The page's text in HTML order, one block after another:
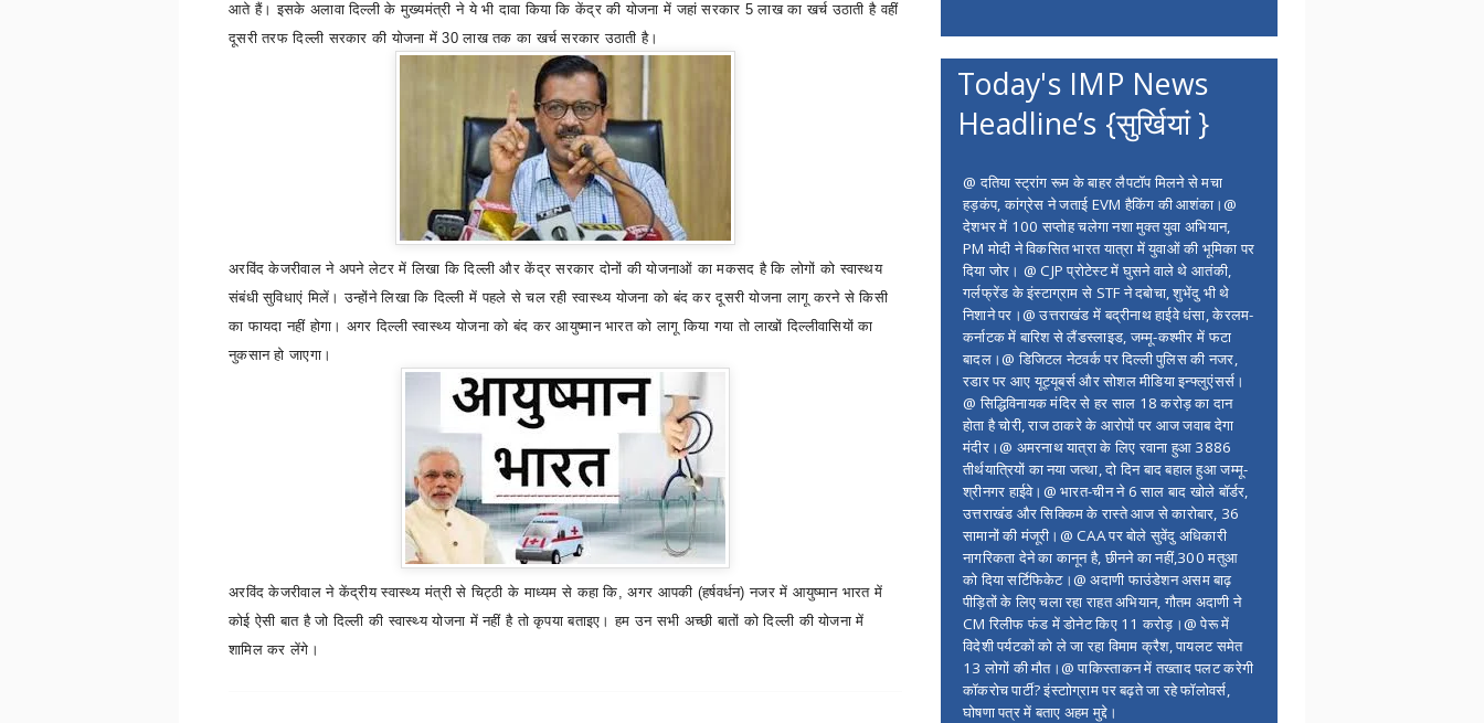
आते हैं। इसके अलावा दिल्ली के मुख्यमंत्री ने ये भी दावा किया कि केंद्र की योजना में जहां सरकार 5 लाख का खर्च उठाती है वहीं
दूसरी तरफ दिल्ली सरकार की योजना में 30 लाख तक का खर्च सरकार उठाती है।
अरविंद केजरीवाल ने अपने लेटर में लिखा कि दिल्ली और केंद्र सरकार दोनों की योजनाओं का मकसद है कि लोगों को स्वास्थय
संबंधी सुविधाएं मिलें। उन्होंने लिखा कि दिल्ली में पहले से चल रही स्वास्थ्य योजना को बंद कर दूसरी योजना लागू करने से किसी
का फायदा नहीं होगा। अगर दिल्ली स्वास्थ्य योजना को बंद कर आयुष्मान भारत को लागू किया गया तो लाखों दिल्लीवासियों का
नुकसान हो जाएगा।
अरविंद केजरीवाल ने केंद्रीय स्वास्थ्य मंत्री से चिट्ठी के माध्यम से कहा कि,अगर आपकी (हर्षवर्धन) नजर में आयुष्मान भारत में
कोई ऐसी बात है जो दिल्ली की स्वास्थ्य योजना में नहीं है तो कृपया बताइए। हम उन सभी अच्छी बातों को दिल्ली की योजना में
शामिल कर लेंगे।
Today's IMP News
Headline’s {सुर्खियां }
@ दतिया स्ट्रांग रूम के बाहर लैपटॉप मिलने से मचा
हड़कंप, कांग्रेस ने जताई EVM हैकिंग की आशंका।@
देशभर में 100 सप्ताेह चलेगा नशा मुक्त युवा अभियान,
PM मोदी ने विकसित भारत यात्रा में युवाओं की भूमिका पर
दिया जोर। @ CJP प्रोटेस्ट में घुसने वाले थे आतंकी,
गर्लफ्रेंड के इंस्टाग्राम से STF ने दबोचा, शुभेंदु भी थे
निशाने पर।@ उत्तराखंड में बद्रीनाथ हाईवे धंसा, केरलम-
कर्नाटक में बारिश से लैंडस्लाइड, जम्मू-कश्मीर में फटा
बादल।@ डिजिटल नेटवर्क पर दिल्ली पुलिस की नजर,
रडार पर आए यूट्यूबर्स और सोशल मीडिया इन्फ्लुएंसर्स।
@ सिद्धिविनायक मंदिर से हर साल 18 करोड़ का दान
होता है चोरी, राज ठाकरे के आरोपों पर आज जवाब देगा
मंदीर।@ अमरनाथ यात्रा के लिए रवाना हुआ 3886
तीर्थयात्रियों का नया जत्था, दो दिन बाद बहाल हुआ जम्मू-
श्रीनगर हाईवे।@ भारत-चीन ने 6 साल बाद खोले बॉर्डर,
उत्तराखंड और सिक्किम के रास्ते आज से कारोबार, 36
सामानों की मंजूरी।@ CAA पर बोले सुवेंदु अधिकारी
नागरिकता देने का कानून है, छीनने का नहीं,300 मतुआ
को दिया सर्टिफिकेट।@ अदाणी फाउंडेशन असम बाढ़
पीड़ितों के लिए चला रहा राहत अभियान, गौतम अदाणी ने
CM रिलीफ फंड में डोनेट किए 11 करोड़।@ पेरू में
विदेशी पर्यटकों को ले जा रहा विमाम क्रैश, पायलट समेत
13 लोगों की मौत।@ पाकिस्ताकन में तख्ताद पलट करेगी
कॉकरोच पार्टी? इंस्टाोग्राम पर बढ़ते जा रहे फॉलोवर्स,
घोषणा पत्र में बताए अहम मुद्दे।